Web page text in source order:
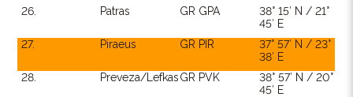
26.
Patras GR GPA
38° 15′ N / 21°
45′ E
27.
Piraeus GR PIR
37° 57′ N / 23°
38′ E
28.
Preveza/LefkasGR PVK
38° 57′ N / 20°
45′ E